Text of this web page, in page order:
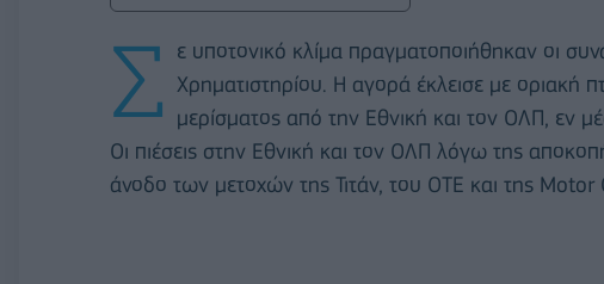
Σ
ε υποτονικό κλίμα πραγματοποιήθηκαν οι
Χρηματιστηρίου. Η αγορά έκλεισε με
μερίσματος από την Εθνική και τον ΟΛΠ, εν
Οι πιέσεις στην Εθνική και τον ΟΛΠ λόγω της
άνοδο των μετοχών της Τιτάν, του ΟΤΕ και της Motor